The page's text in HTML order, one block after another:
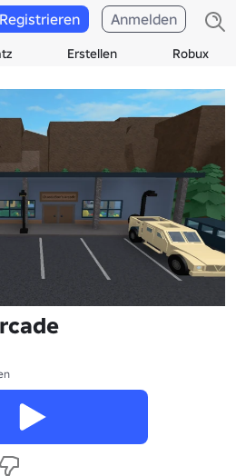
Erstellen Robux
Registrieren Anmelden